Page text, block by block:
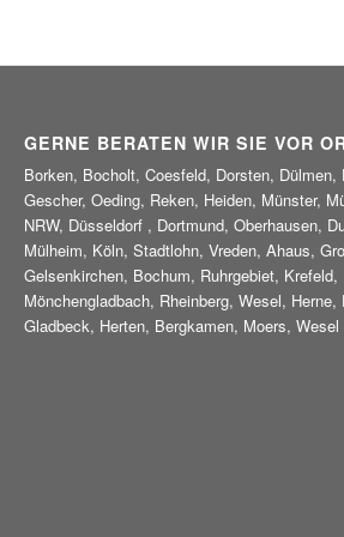
GERNE BERATEN WIR SIE VOR
Borken, Bocholt, Coesfeld, Dorsten, Dülmen,
Gescher, Oeding, Reken, Heiden, Münster,
NRW, Düsseldorf , Dortmund, Oberhausen,
Mülheim, Köln, Stadtlohn, Vreden, Ahaus,
Gelsenkirchen, Bochum, Ruhrgebiet, Krefeld,
Mönchengladbach, Rheinberg, Wesel, Herne,
Gladbeck, Herten, Bergkamen, Moers, Wesel